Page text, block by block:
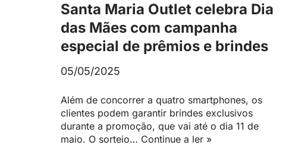
Santa Maria Outlet celebra Dia
das Mães com campanha
especial de prêmios e brindes
05/05/2025
Além de concorrer a quatro smartphones, os
clientes podem garantir brindes exclusivos
durante a promoção, que vai até o dia 11 de
maio. O sorteio… Continue a ler »